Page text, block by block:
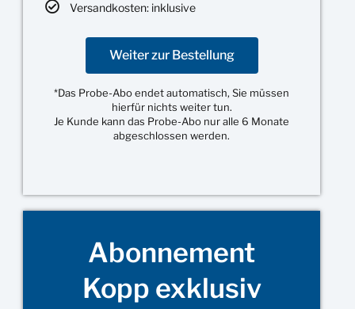
Versandkosten: inklusive
Weiter zur Bestellung
*Das Probe-Abo endet automatisch, Sie müssen
hierfür nichts weiter tun.
Je Kunde kann das Probe-Abo nur alle 6 Monate
abgeschlossen werden.
Abonnement
Kopp exklusiv